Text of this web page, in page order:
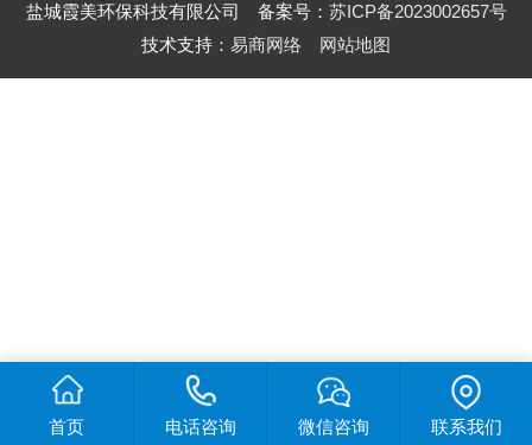
盐城霞美环保科技有限公司 备案号： 苏ICP备2023002657号
技术支持： 易商网络 网站地图
首页 电话咨询 微信咨询 联系我们